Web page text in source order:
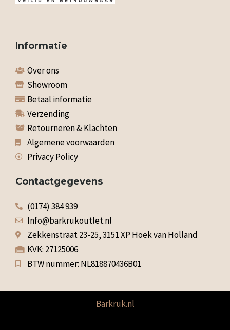
Informatie
Over ons
Showroom
Betaal informatie
Verzending
Retourneren & Klachten
Algemene voorwaarden
Privacy Policy
Contactgegevens
(0174) 384 939
Info@barkrukoutlet.nl
Zekkenstraat 23-25, 3151 XP Hoek van Holland
KVK: 27125006
BTW nummer: NL818870436B01
Barkruk.nl